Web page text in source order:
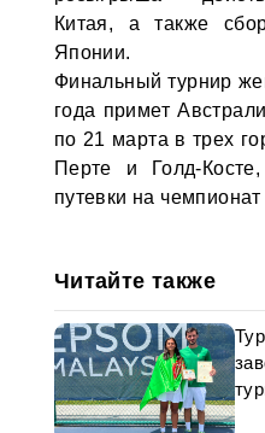
Китая, а также
Японии.
Финальный турнир
года примет
по 21 марта в трех
Перте и Голд-
путевки на
Читайте также